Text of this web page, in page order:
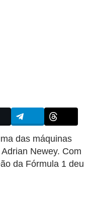
das máquinas
Newey. Com
da Fórmula 1 deu